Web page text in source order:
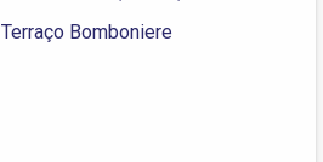
Terraço Bomboniere